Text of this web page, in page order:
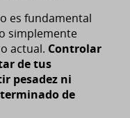
es fundamental
simplemente
actual. Controlar
de tus
pesadez ni
de